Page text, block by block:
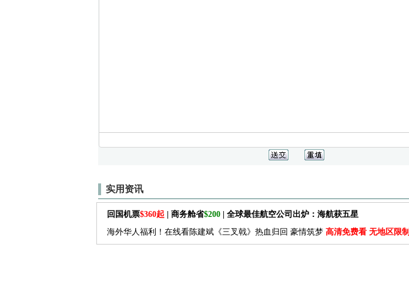
实用资讯
回国机票$360起 | 商务舱省$200| 全球最佳航空公司出炉：海航获五星
海外华人福利！在线看陈建斌《三叉戟》热血归回 豪情筑梦 高清免费看 无地区限制